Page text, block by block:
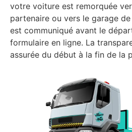
votre voiture est remorquée
partenaire ou vers le garage
est communiqué avant le
formulaire en ligne. La
assurée du début à la fin de la